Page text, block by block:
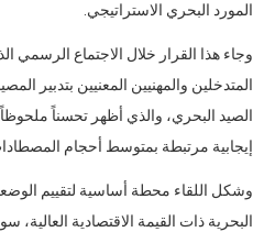
المورد البحري الاستراتيجي.
المتدخلين والمهنيين المعنيين بتدبير
الصيد البحري، والذي أظهر تحسناً
إيجابية مرتبطة بمتوسط أحجام
وشكل اللقاء محطة أساسية لتقييم
البحرية ذات القيمة الاقتصادية